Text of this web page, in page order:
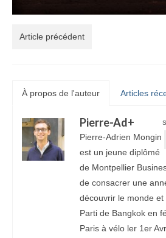
Article précédent
À propos de l'auteur Articles
Pierre-Ad+
Pierre-Adrien Mongin
est un jeune diplômé
de Montpellier
de consacrer une
découvrir le monde et
Parti de Bangkok en
Paris à vélo ler 1er